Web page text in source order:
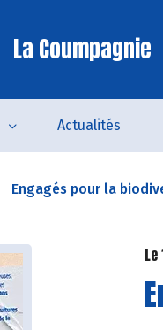
La Coumpagnie
Actualités
Engagés pour la